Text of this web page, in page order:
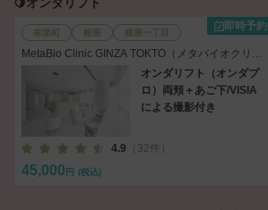
有楽町 銀座 銀座一丁目
即時予約
MetaBio Clinic GINZA TOKTO（メタバイオクリニ
ック 銀座東京）
オンダリフト（オンダプ
ロ）両頬＋あご下/VISIA
による撮影付き
4.9 （32件）
45,000 円 (税込)